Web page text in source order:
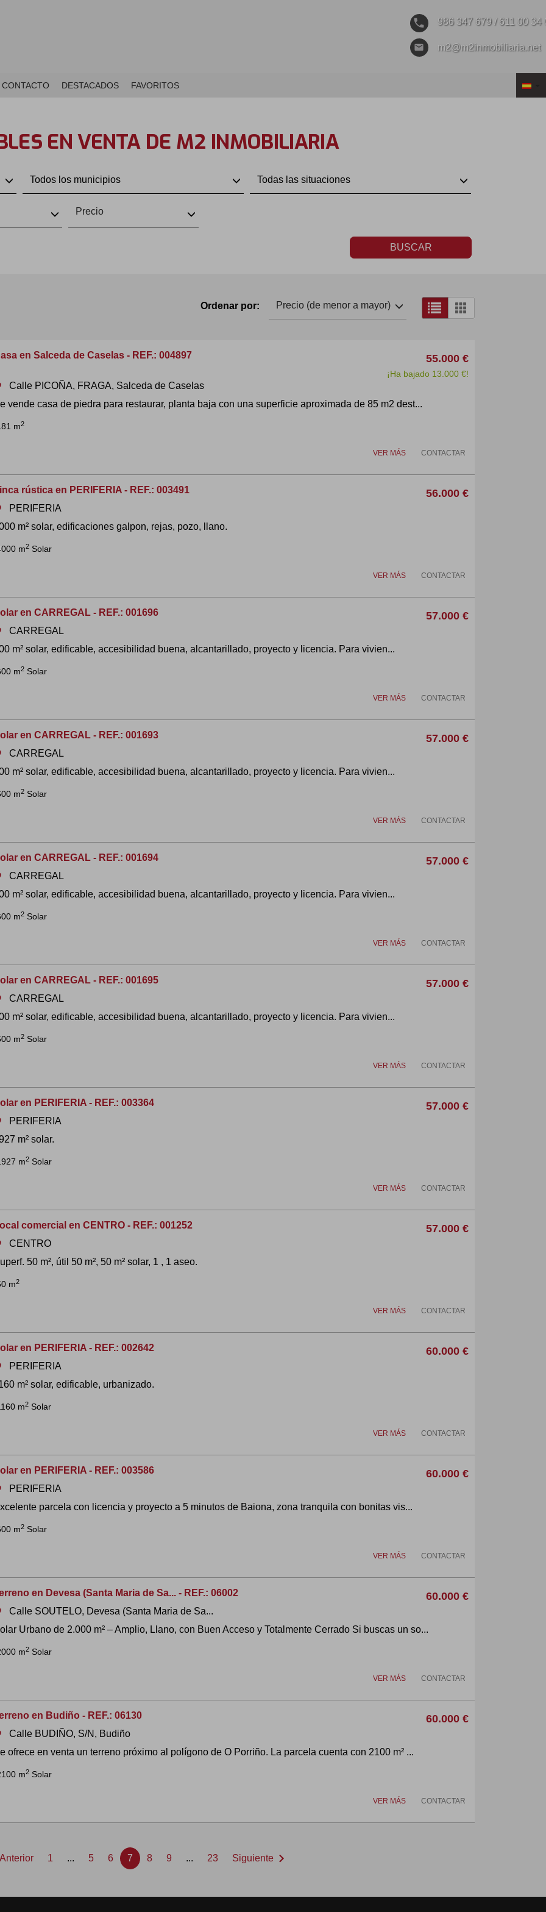
phone 986 347 679 / 611 00 34
email m2@m2inmobiliaria.net
CONTACTO DESTACADOS FAVORITOS
EN VENTA DE M2 INMOBILIARIA
Todos los municipios Todas las situaciones
Precio
BUSCAR
Ordenar por: Precio (de menor a mayor)
en Salceda de Caselas - REF.: 004897 55.000 €
¡Ha bajado 13.000 €!
Calle PICOÑA, FRAGA, Salceda de Caselas
vende casa de piedra para restaurar, planta baja con una superficie aproximada de 85 m2 dest...
m2
CONTACTAR
VER MÁS
rústica en PERIFERIA - REF.: 003491 56.000 €
PERIFERIA
m² solar, edificaciones galpon, rejas, pozo, llano.
m2 Solar
CONTACTAR
VER MÁS
en CARREGAL - REF.: 001696 57.000 €
CARREGAL
m² solar, edificable, accesibilidad buena, alcantarillado, proyecto y licencia. Para vivien...
m2 Solar
CONTACTAR
VER MÁS
en CARREGAL - REF.: 001693 57.000 €
CARREGAL
m² solar, edificable, accesibilidad buena, alcantarillado, proyecto y licencia. Para vivien...
m2 Solar
CONTACTAR
VER MÁS
en CARREGAL - REF.: 001694 57.000 €
CARREGAL
m² solar, edificable, accesibilidad buena, alcantarillado, proyecto y licencia. Para vivien...
m2 Solar
CONTACTAR
VER MÁS
en CARREGAL - REF.: 001695 57.000 €
CARREGAL
m² solar, edificable, accesibilidad buena, alcantarillado, proyecto y licencia. Para vivien...
m2 Solar
CONTACTAR
VER MÁS
en PERIFERIA - REF.: 003364 57.000 €
PERIFERIA
m² solar.
m2 Solar
CONTACTAR
VER MÁS
comercial en CENTRO - REF.: 001252 57.000 €
CENTRO
50 m², útil 50 m², 50 m² solar, 1 , 1 aseo.
m2
CONTACTAR
VER MÁS
en PERIFERIA - REF.: 002642 60.000 €
PERIFERIA
m² solar, edificable, urbanizado.
m2 Solar
CONTACTAR
VER MÁS
en PERIFERIA - REF.: 003586 60.000 €
PERIFERIA
parcela con licencia y proyecto a 5 minutos de Baiona, zona tranquila con bonitas vis...
m2 Solar
CONTACTAR
VER MÁS
en Devesa (Santa Maria de Sa... - REF.: 06002 60.000 €
Calle SOUTELO, Devesa (Santa Maria de Sa...
Urbano de 2.000 m² – Amplio, Llano, con Buen Acceso y Totalmente Cerrado Si buscas un so...
m2 Solar
CONTACTAR
VER MÁS
en Budiño - REF.: 06130 60.000 €
Calle BUDIÑO, S/N, Budiño
ofrece en venta un terreno próximo al polígono de O Porriño. La parcela cuenta con 2100 m² ...
m2 Solar
CONTACTAR
VER MÁS
Anterior 1 ... 5 6 7 8 9 ... 23 Siguiente chevron_right